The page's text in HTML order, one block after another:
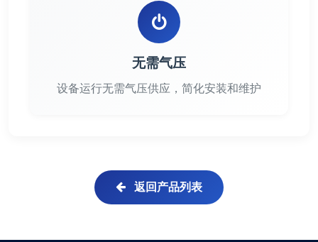
无需气压
设备运行无需气压供应，简化安装和维护
返回产品列表